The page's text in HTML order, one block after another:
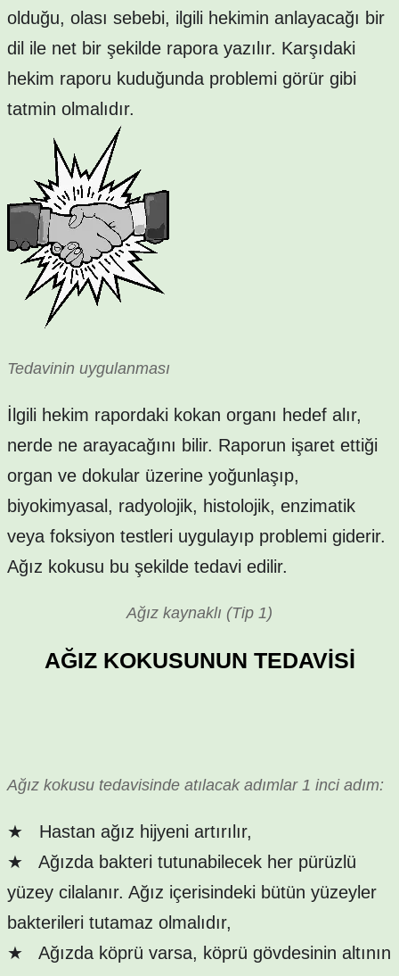
olduğu, olası sebebi, ilgili hekimin anlayacağı bir
dil ile net bir şekilde rapora yazılır. Karşıdaki
hekim raporu kuduğunda problemi görür gibi
tatmin olmalıdır.
Tedavinin uygulanması
İlgili hekim rapordaki kokan organı hedef alır,
nerde ne arayacağını bilir. Raporun işaret ettiği
organ ve dokular üzerine yoğunlaşıp,
biyokimyasal, radyolojik, histolojik, enzimatik
veya foksiyon testleri uygulayıp problemi giderir.
Ağız kokusu bu şekilde tedavi edilir.
Ağız kaynaklı (Tip 1)
AĞIZ KOKUSUNUN TEDAVİSİ
Ağız kokusu tedavisinde atılacak adımlar 1 inci adım:
★ Hastan ağız hijyeni artırılır,
★ Ağızda bakteri tutunabilecek her pürüzlü
yüzey cilalanır. Ağız içerisindeki bütün yüzeyler
bakterileri tutamaz olmalıdır,
★ Ağızda köprü varsa, köprü gövdesinin altının